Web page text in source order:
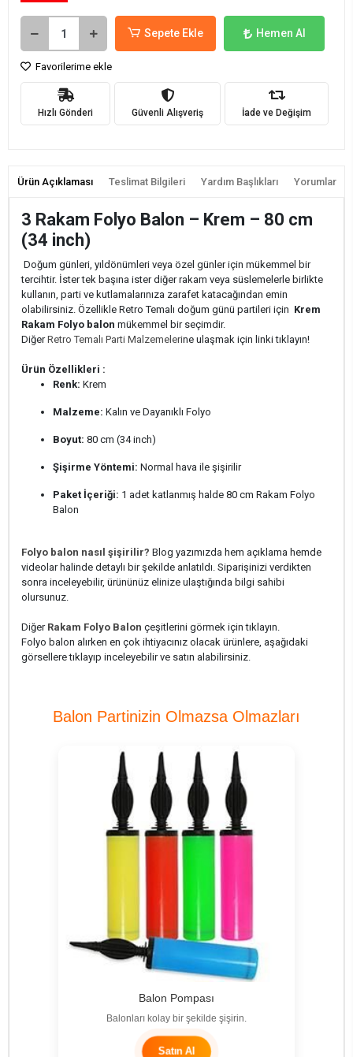
Sepete Ekle Hemen Al
Favorilerime ekle
Hızlı Gönderi Güvenli Alışveriş İade ve Değişim
Ürün Açıklaması Teslimat Bilgileri Yardım Başlıkları Yorumlar
3 Rakam Folyo Balon – Krem – 80 cm
(34 inch)
Doğum günleri, yıldönümleri veya özel günler için mükemmel bir
tercihtir. İster tek başına ister diğer rakam veya süslemelerle birlikte
kullanın, parti ve kutlamalarınıza zarafet katacağından emin
olabilirsiniz. Özellikle Retro Temalı doğum günü partileri için Krem
Rakam Folyo balon mükemmel bir seçimdir.
DiğerRetro Temalı Parti Malzemelerine ulaşmak için linki tıklayın!
Ürün Özellikleri :
Renk: Krem
Malzeme: Kalın ve Dayanıklı Folyo
Boyut: 80 cm (34 inch)
Şişirme Yöntemi: Normal hava ile şişirilir
Paket İçeriği: 1 adet katlanmış halde 80 cm Rakam Folyo
Balon
Folyo balon nasıl şişirilir? Blog yazımızda hem açıklama hemde
videolar halinde detaylı bir şekilde anlatıldı. Siparişinizi verdikten
sonra inceleyebilir, ürününüz elinize ulaştığında bilgi sahibi
olursunuz.
Diğer Rakam Folyo Balon çeşitlerini görmek için tıklayın.
Folyo balon alırken en çok ihtiyacınız olacak ürünlere, aşağıdaki
görsellere tıklayıp inceleyebilir ve satın alabilirsiniz.
Balon Partinizin Olmazsa Olmazları
Balon Pompası
Balonları kolay bir şekilde şişirin.
Satın Al